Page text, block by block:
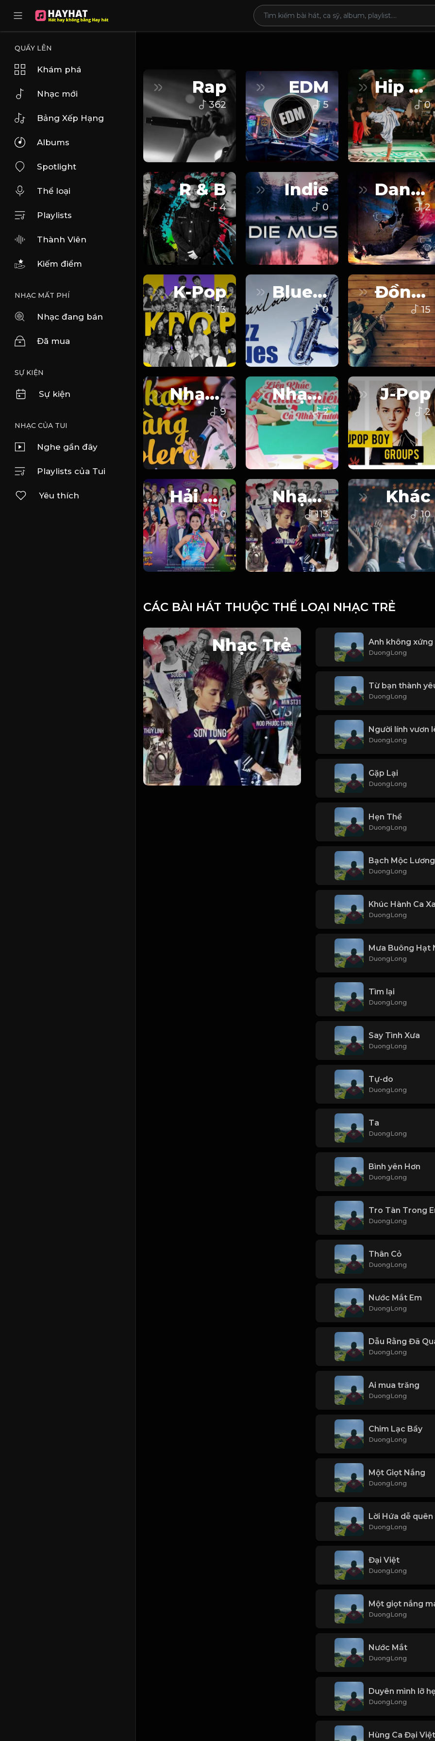
QUẨY LÊN
Khám phá
Nhạc mới
Bảng Xếp Hạng
Albums
Spotlight
Thể loại
Playlists
Thành Viên
Kiếm điểm
NHẠC MẤT PHÍ
Nhạc đang bán
Đã mua
SỰ KIỆN
Sự kiện
NHẠC CỦA TUI
Nghe gần đây
Playlists của Tui
Yêu thích
Rap
362
EDM
5
Hip Hop
0
R & B
4
Indie
0
Dance
2
K-Pop
13
Blues/Jazz
0
Đồng Quê
15
Nhạc Vàng
9
Nhạc Thiếu Nhi
2
J-Pop
2
Hải Ngoại
0
Nhạc Trẻ
113
Khác
10
CÁC BÀI HÁT THUỘC THỂ LOẠI NHẠC TRẺ
Nhạc Trẻ Anh không xứng
DuongLong
Từ bạn thành
DuongLong
Người lính vươn
DuongLong
Gặp Lại
DuongLong
Hẹn Thề
DuongLong
Bạch Mộc
DuongLong
Khúc Hành Ca
DuongLong
Mưa Buông Hạt
DuongLong
Tìm lại
DuongLong
Say Tình Xưa
DuongLong
Tự-do
DuongLong
Ta
DuongLong
Bình yên Hơn
DuongLong
Tro Tàn Trong
DuongLong
Thân Cỏ
DuongLong
Nước Mắt Em
DuongLong
Dẫu Rằng Đã
DuongLong
Ai mua trăng
DuongLong
Chim Lạc Bầy
DuongLong
Một Giọt Nắng
DuongLong
Lời Hứa dễ quên
DuongLong
Đại Việt
DuongLong
Một giọt nắng
DuongLong
Nước Mắt
DuongLong
Duyên mình lỡ
DuongLong
Hùng Ca Đại Việt